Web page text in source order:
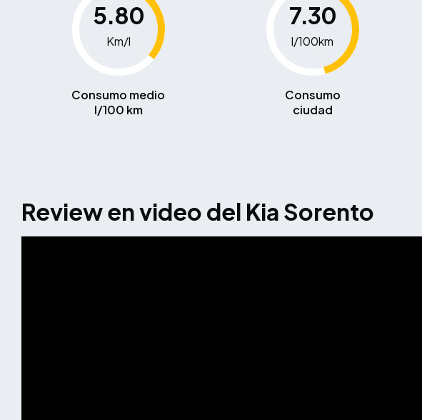
5.80
Km/l
Consumo medio
l/100 km
7.30
l/100km
Consumo
ciudad
Review en video del Kia Sorento